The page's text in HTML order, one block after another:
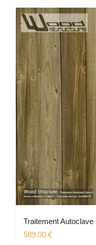
être
sur
la
page
du
Traitement
589.00 €